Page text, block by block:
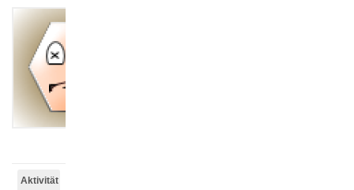
Aktivität